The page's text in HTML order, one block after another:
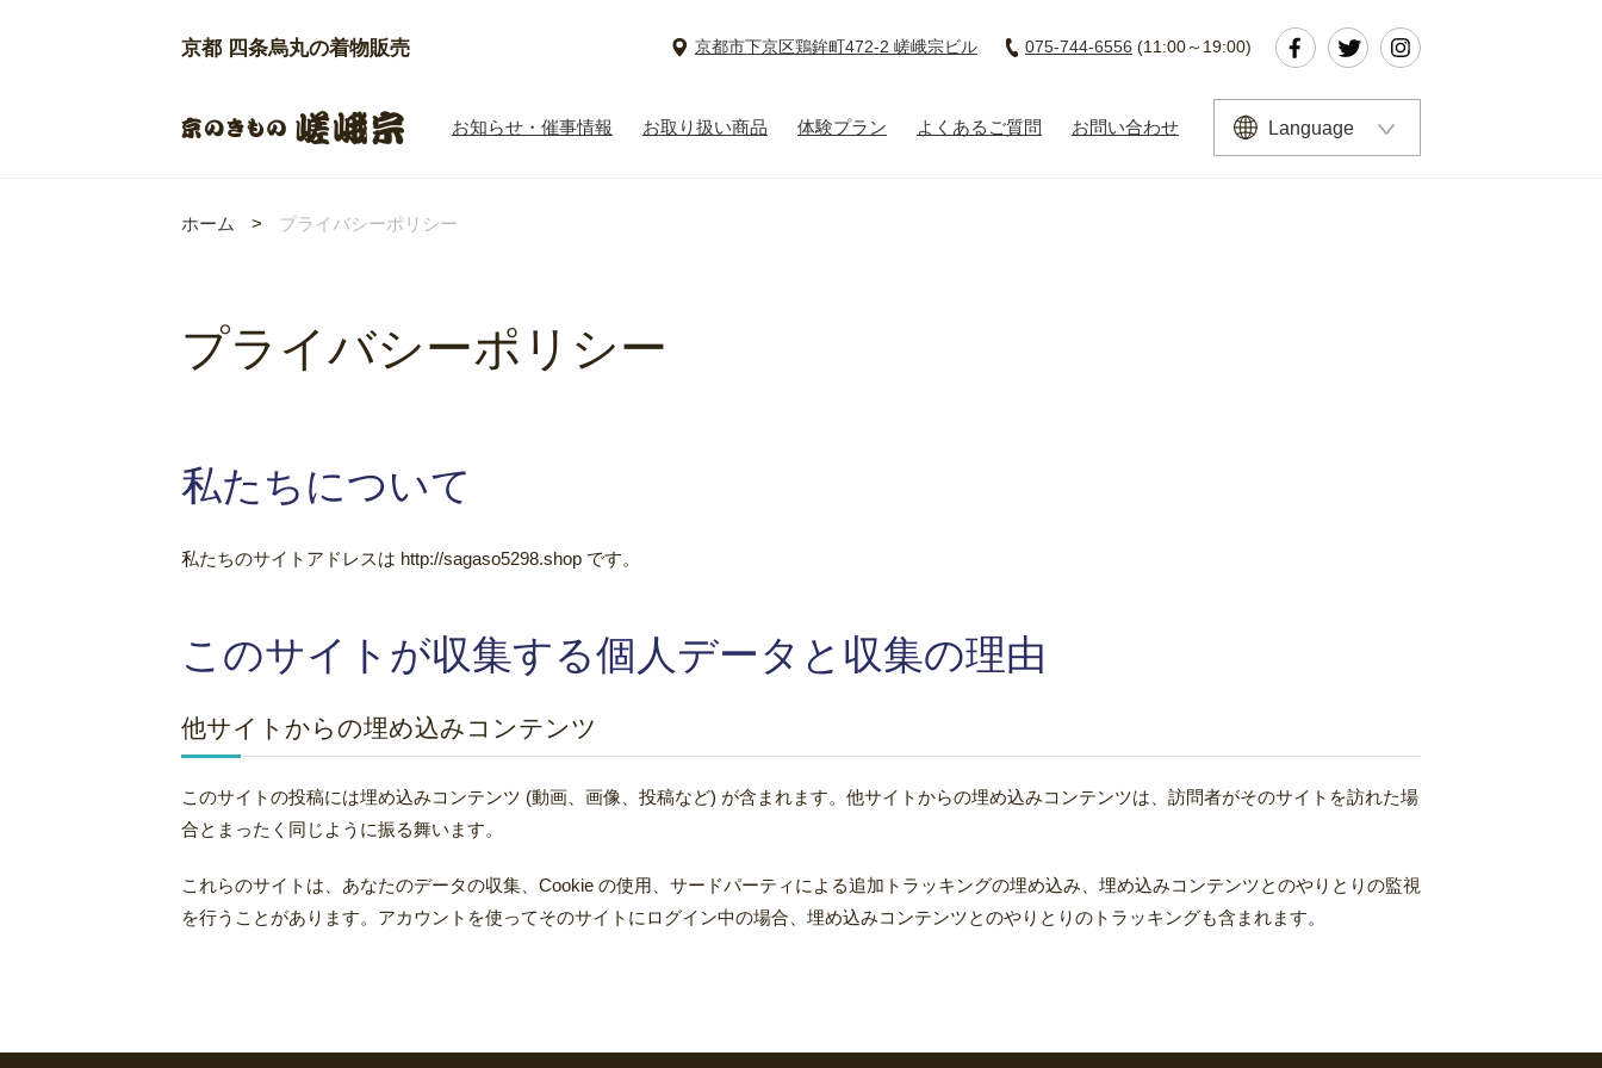
京都 四条烏丸の着物販売 京都市下京区鶏鉾町472-2 嵯峨宗ビル 075-744-6556 (11:00～19:00) Facebook
TwitterInstagram
京のきもの嵯峨宗 四条烏丸店
お知らせ・催事情報 お取り扱い商品 体験プラン よくあるご質問 お問い合わせ Language
ホーム > プライバシーポリシー
プライバシーポリシー
私たちについて
私たちのサイトアドレスは http://sagaso5298.shop です。
このサイトが収集する個人データと収集の理由
他サイトからの埋め込みコンテンツ
このサイトの投稿には埋め込みコンテンツ (動画、画像、投稿など) が含まれます。他サイトからの埋め込みコンテンツは、訪問者がそのサイトを訪れた場
合とまったく同じように振る舞います。
これらのサイトは、あなたのデータの収集、Cookie の使用、サードパーティによる追加トラッキングの埋め込み、埋め込みコンテンツとのやりとりの監視
を行うことがあります。アカウントを使ってそのサイトにログイン中の場合、埋め込みコンテンツとのやりとりのトラッキングも含まれます。